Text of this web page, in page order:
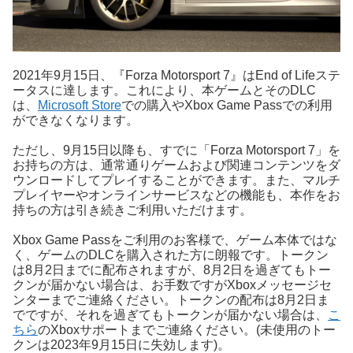
2021年9月15日、『Forza Motorsport 7』はEnd of Lifeステ
ータスに達します。これにより、本ゲームとそのDLC
は、
Microsoft Storeでの購入やXbox Game Passでの利用
ができなくなります。
ただし、9月15日以降も、すでに「Forza Motorsport 7」を
お持ちの方は、通常通りゲームおよび関連コンテンツをダ
ウンロードしてプレイすることができます。また、マルチ
プレイヤーやオンラインサービスなどの機能も、本作をお
持ちの方は引き続きご利用いただけます。
Xbox Game Passをご利用のお客様で、ゲーム本体ではな
く、ゲームのDLCを購入された方に朗報です。トークン
は8月2日までに配布されますが、8月2日を過ぎてもトー
クンが届かない場合は、お手数ですがXboxメッセージセ
ンターまでご連絡ください。トークンの配布は8月2日ま
でですが、それを過ぎてもトークンが届かない場合は、
こ
ちらのXboxサポートまでご連絡ください。(未使用のトー
クンは2023年9月15日に失効します)。